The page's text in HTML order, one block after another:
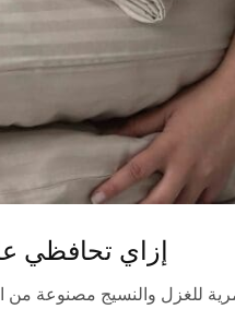
إزاي تحافظي
للغزل والنسيج مصنوعة